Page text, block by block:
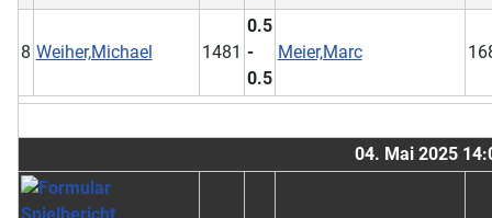
8 Weiher,Michael 1481
0.5
-
0.5
Meier,Marc
04. Mai 2025